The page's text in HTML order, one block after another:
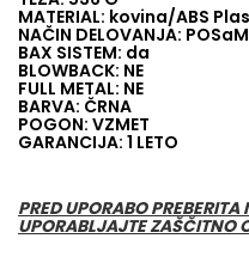
MATERIAL: kovina/ABS
NAČIN DELOVANJA:
BAX SISTEM: da
BLOWBACK: NE
FULL METAL: NE
BARVA: ČRNA
POGON: VZMET
GARANCIJA: 1 LETO
PRED UPORABO
UPORABLJAJTE ZAŠČITNO